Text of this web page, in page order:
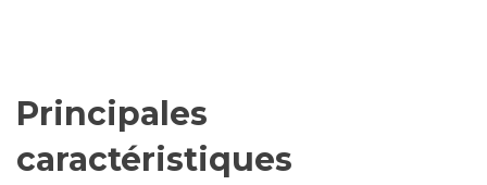
Principales
caractéristiques